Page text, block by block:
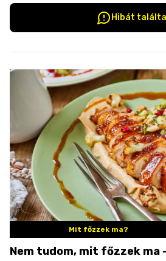
Hibát
Mit főzzek ma?
Nem tudom, mit főzzek ma